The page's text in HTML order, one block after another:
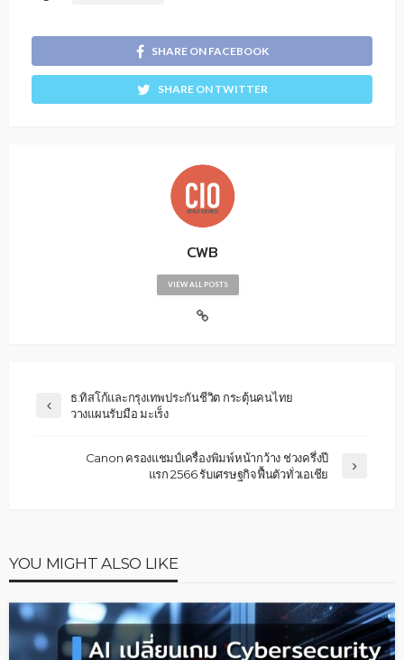
SHARE ON FACEBOOK
SHARE ON TWITTER
CWB
VIEW ALL POSTS
ธ.ทิสโก้และกรุงเทพประกันชีวิต กระตุ้นคนไทย
วางแผนรับมือ มะเร็ง
Canon ครองแชมป์เครื่องพิมพ์หน้ากว้าง ช่วงครึ่งปี
แรก 2566 รับเศรษฐกิจฟื้นตัวทั่วเอเชีย
YOU MIGHT ALSO LIKE